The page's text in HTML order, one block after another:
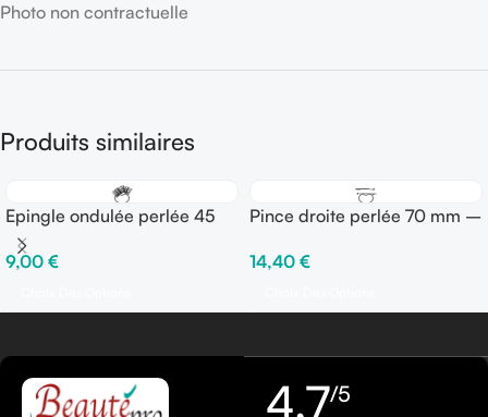
Photo non contractuelle
Produits similaires
Epingle ondulée perlée 45
mm – Boîte de 250 gr
9,00 €
Pince droite perlée 70 mm –
14,40 €
4,7/5